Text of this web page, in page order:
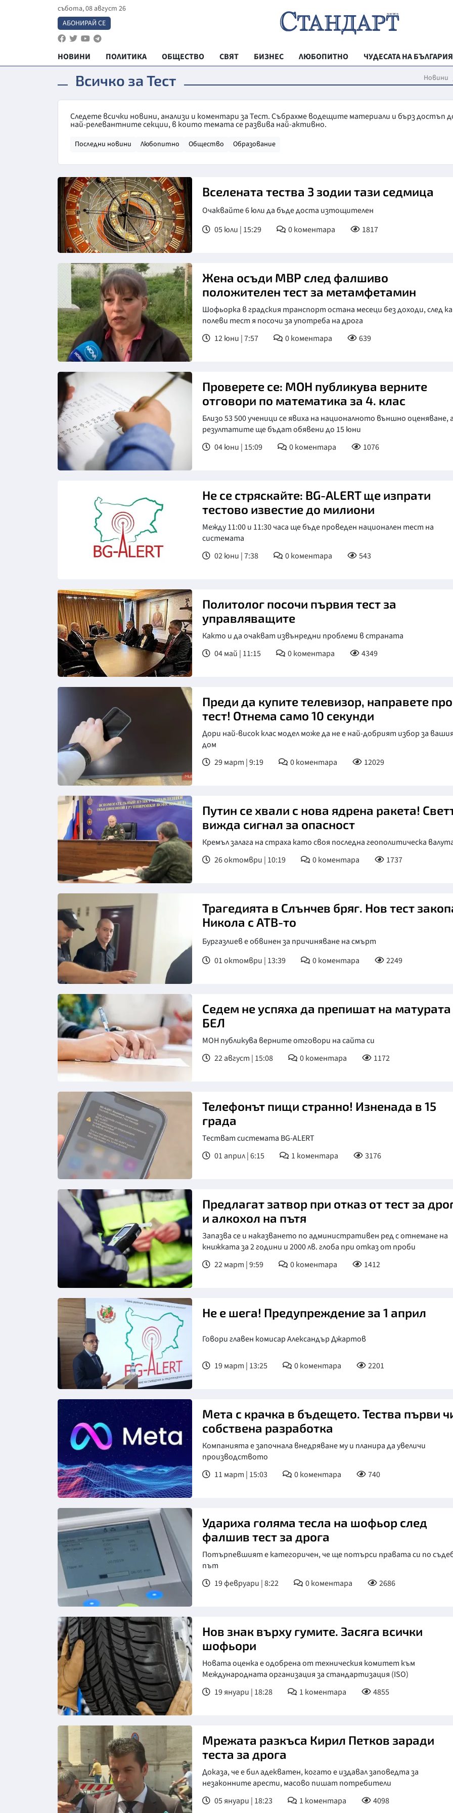
събота, 08 август 26
АБОНИРАЙ СЕ
НОВИНИ ПОЛИТИКА ОБЩЕСТВО СВЯТ БИЗНЕС ЛЮБОПИТНО
ЧУДЕСАТА НА БЪЛГАРИЯ
РЕГИОНАЛНИ
МЛАДЕЖКА
Всичко за Тест Новини
Следете всички новини, анализи и коментари за Тест. Събрахме водещите материали и бърз достъп
най-релевантните секции, в които темата се развива най-активно.
Последни новини Любопитно Общество Образование
Вселената тества 3 зодии тази седмица
Очаквайте 6 юли да бъде доста изтощителен
05 юли | 15:29
0коментара 1817
Снимка: Нова телевизия
Жена осъди МВР след фалшиво
положителен тест за метамфетамин
Шофьорка в градския транспорт остана месеци без доходи, след
полеви тест я посочи за употреба на дрога
12 юни | 7:57
0коментара 639
Проверете се: МОН публикува верните
отговори по математика за 4. клас
Близо 53 500 ученици се явиха на националното външно оценяване,
резултатите ще бъдат обявени до 15 юни
04 юни | 15:09
0коментара 1076
Не се стряскайте: BG-ALERT ще изпрати
тестово известие до милиони
Между 11:00 и 11:30 часа ще бъде проведен национален тест на
системата
02 юни | 7:38
0коментара 543
Политолог посочи първия тест за
управляващите
Както и да очакват извънредни проблеми в страната
04 май | 11:15
0коментара 4349
Преди да купите телевизор, направете
тест! Отнема само 10 секунди
Дори най-висок клас модел може да не е най-добрият избор за
дом
29 март | 9:19
0коментара 12029
Путин се хвали с нова ядрена ракета!
вижда сигнал за опасност
Кремъл залага на страха като своя последна геополитическа
26 октомври | 10:19
0коментара 1737
Снимка: БНТ
Трагедията в Слънчев бряг. Нов тест
Никола с АТВ-то
Бургазлиев е обвинен за причиняване на смърт
01 октомври | 13:39
0коментара 2249
Седем не успяха да препишат на
БЕЛ
МОН публикува верните отговори на сайта си
22 август | 15:08
0коментара 1172
Телефонът пищи странно! Изненада в 15
града
Тестват системата BG-ALERT
01 април | 6:15
1 коментара 3176
Снимка: БГНЕС
Предлагат затвор при отказ от тест за
и алкохол на пътя
Запазва се и наказването по административен ред с отнемане на
книжката за 2 години и 2000 лв. глоба при отказ от проби
22 март | 9:59
0коментара 1412
Снимка: БТА
Не е шега! Предупреждение за 1 април
Говори главен комисар Александър Джартов
19 март | 13:25 0коментара 2201
Мета с крачка в бъдещето. Тества първи
собствена разработка
Компанията е започнала внедряване му и планира да увеличи
производството
11 март | 15:03
0коментара 740
Снимка: Нова телевизия
Удариха голяма тесла на шофьор след
фалшив тест за дрога
Потърпевшият е категоричен, че ще потърси правата си по
път
19 февруари | 8:22
0коментара 2686
Нов знак върху гумите. Засяга всички
шофьори
Новата оценка е одобрена от техническия комитет към
Международната организация за стандартизация (ISO)
19 януари | 18:28
1 коментара 4855
Мрежата разкъса Кирил Петков заради
теста за дрога
Доказа, че е бил адекватен, когато е издавал заповедта за
незаконните арести, масово пишат потребители
05 януари | 18:23
1 коментара 4098